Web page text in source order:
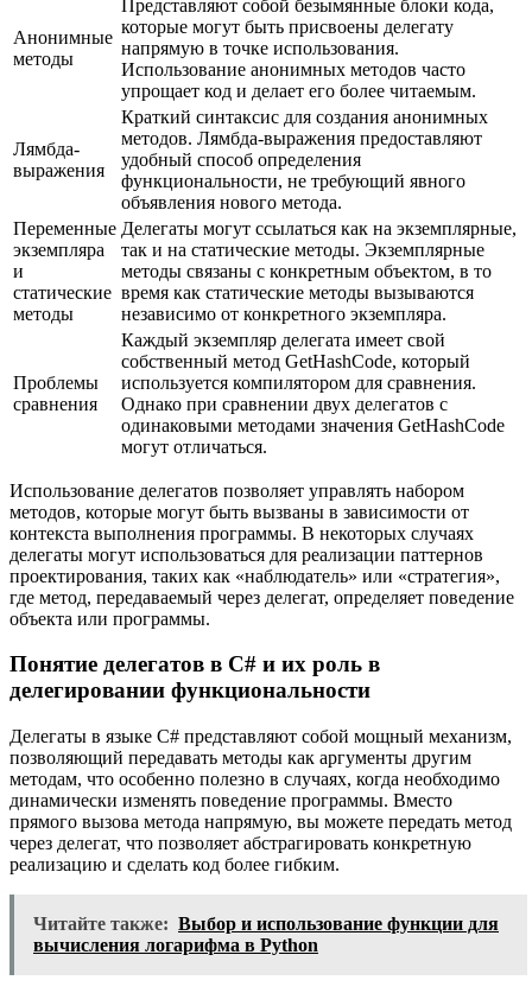
Анонимные
методы
Представляют собой безымянные блоки кода,
которые могут быть присвоены делегату
напрямую в точке использования.
Использование анонимных методов часто
упрощает код и делает его более читаемым.
Лямбда-
выражения
Краткий синтаксис для создания анонимных
методов. Лямбда-выражения предоставляют
удобный способ определения
функциональности, не требующий явного
объявления нового метода.
Переменные
экземпляра
и
статические
методы
Делегаты могут ссылаться как на экземплярные,
так и на статические методы. Экземплярные
методы связаны с конкретным объектом, в то
время как статические методы вызываются
независимо от конкретного экземпляра.
Проблемы
сравнения
Каждый экземпляр делегата имеет свой
собственный метод GetHashCode, который
используется компилятором для сравнения.
Однако при сравнении двух делегатов с
одинаковыми методами значения GetHashCode
могут отличаться.
Использование делегатов позволяет управлять набором
методов, которые могут быть вызваны в зависимости от
контекста выполнения программы. В некоторых случаях
делегаты могут использоваться для реализации паттернов
проектирования, таких как «наблюдатель» или «стратегия»,
где метод, передаваемый через делегат, определяет поведение
объекта или программы.
Понятие делегатов в C# и их роль в
делегировании функциональности
Делегаты в языке C# представляют собой мощный механизм,
позволяющий передавать методы как аргументы другим
методам, что особенно полезно в случаях, когда необходимо
динамически изменять поведение программы. Вместо
прямого вызова метода напрямую, вы можете передать метод
через делегат, что позволяет абстрагировать конкретную
реализацию и сделать код более гибким.
Читайте также: Выбор и использование функции для
вычисления логарифма в Python